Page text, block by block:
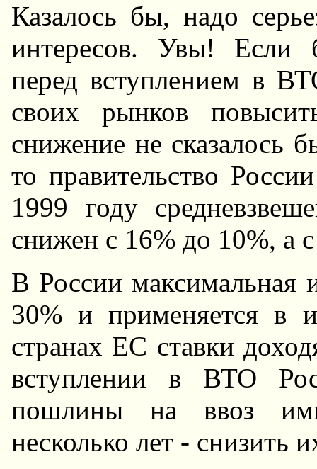
Казалось бы, надо
интересов. Увы! Если
перед вступлением в
своих рынков
снижение не сказалось
то правительство
1999 году
снижен с 16% до 10%, а
В России максимальная
30% и применяется в
странах ЕС ставки
вступлении в ВТО
пошлины на ввоз
несколько лет - снизить